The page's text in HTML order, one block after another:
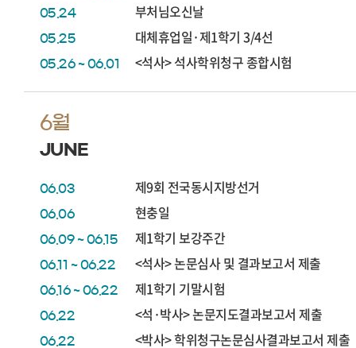
05.24 부처님오신날
05.25 대체휴업일·제1학기 3/4선
05.26 ~ 06.01 <석사> 석사학위청구 종합시험
6월
JUNE
06.03 제9회 전국동시지방선거
06.06 현충일
06.09 ~ 06.15 제1학기 보강주간
06.11 ~ 06.22 <석사> 논문심사 및 결과보고서 제출
06.16 ~ 06.22 제1학기 기말시험
06.22 <석·박사> 논문지도결과보고서 제출
06.22 <박사> 학위청구논문심사결과보고서 제출